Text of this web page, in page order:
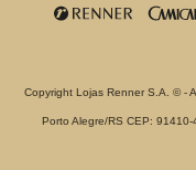
Copyright Lojas Renner S.A. © -
Porto Alegre/RS CEP: